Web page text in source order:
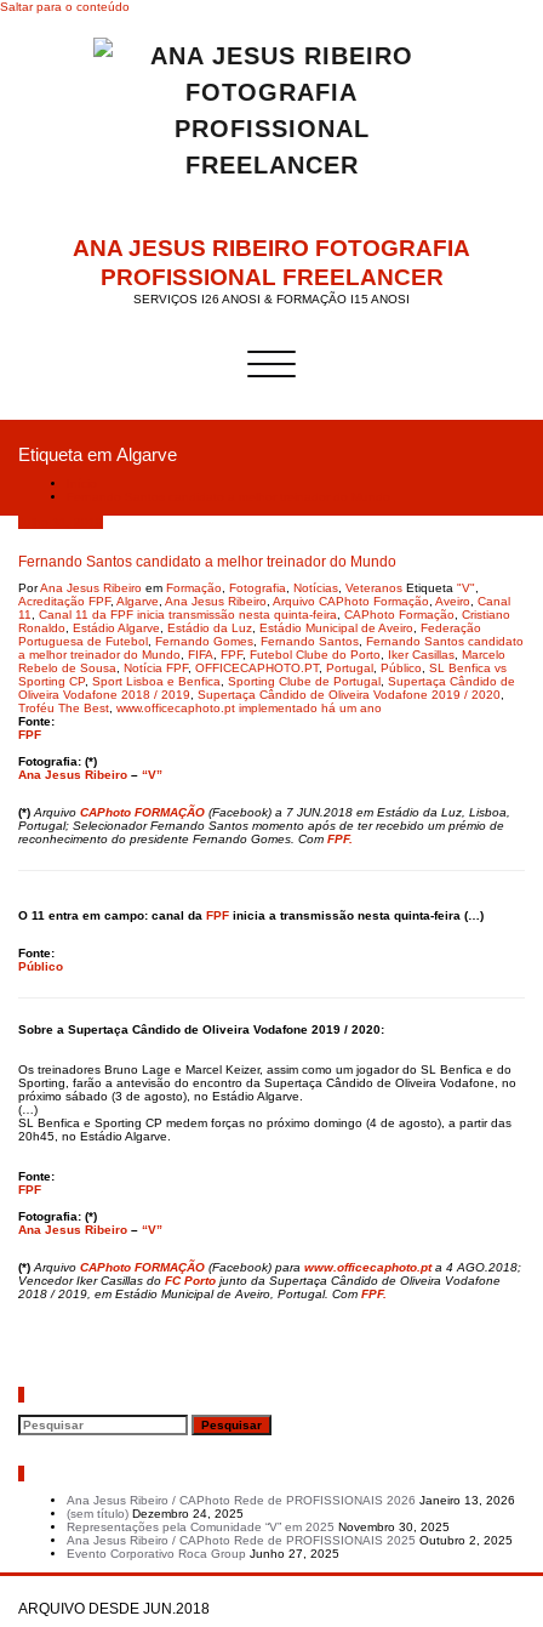
Saltar para o conteúdo
ANA JESUS RIBEIRO FOTOGRAFIA
PROFISSIONAL FREELANCER
SERVIÇOS I26 ANOSI & FORMAÇÃO I15 ANOSI
Alternar a navegação
Etiqueta em Algarve
Fernando Santos candidato a melhor treinador do Mundo
PorAna Jesus Ribeiro em Formação Fotografia Notícias Veteranos Etiqueta "V"
Acreditação FPF, Algarve Ana Jesus Ribeiro Arquivo CAPhoto Formação Aveiro Canal
11
Canal 11 da FPF inicia transmissão nesta quinta-feira CAPhoto Formação Cristiano
Ronaldo Estádio Algarve Estádio da Luz Estádio Municipal de Aveiro Federação
Portuguesa de Futebol Fernando Gomes Fernando Santos Fernando Santos candidato
a melhor treinador do Mundo FIFA FPF, Futebol Clube do Porto Iker Casillas Marcelo
Rebelo de Sousa
Notícia FPF, OFFICECAPHOTO.PT, Portugal Público SL Benfica vs
Sporting CP, Sport Lisboa e Benfica Sporting Clube de Portugal Supertaça Cândido de
Oliveira Vodafone 2018 / 2019
Supertaça Cândido de Oliveira Vodafone 2019 / 2020
Troféu The Best www.officecaphoto.pt implementado há um ano
Fonte:
FPF
Fotografia: (*)
Ana Jesus Ribeiro – “V”
(*) Arquivo CAPhoto FORMAÇÃO (Facebook) a 7 JUN.2018 em Estádio da Luz, Lisboa,
Portugal; Selecionador Fernando Santos momento após de ter recebido um prémio de
reconhecimento do presidente Fernando Gomes. Com FPF.
O 11 entra em campo: canal da FPF inicia a transmissão nesta quinta-feira (…)
Fonte:
Público
Sobre a Supertaça Cândido de Oliveira Vodafone 2019 / 2020:
Os treinadores Bruno Lage e Marcel Keizer, assim como um jogador do SL Benfica e do
Sporting, farão a antevisão do encontro da Supertaça Cândido de Oliveira Vodafone, no
próximo sábado (3 de agosto), no Estádio Algarve.
(…)
SL Benfica e Sporting CP medem forças no próximo domingo (4 de agosto), a partir das
20h45, no Estádio Algarve.
Fonte:
FPF
Fotografia: (*)
Ana Jesus Ribeiro – “V”
(*) Arquivo CAPhoto FORMAÇÃO (Facebook) para www.officecaphoto.pt a 4 AGO.2018;
Vencedor Iker Casillas do FC Porto junto da Supertaça Cândido de Oliveira Vodafone
2018 / 2019, em Estádio Municipal de Aveiro, Portugal. Com FPF.
Ana Jesus Ribeiro / CAPhoto Rede de PROFISSIONAIS 2026 Janeiro 13, 2026
(sem título) Dezembro 24, 2025
Representações pela Comunidade “V” em 2025 Novembro 30, 2025
Ana Jesus Ribeiro / CAPhoto Rede de PROFISSIONAIS 2025 Outubro 2, 2025
Evento Corporativo Roca Group Junho 27, 2025
ARQUIVO DESDE JUN.2018